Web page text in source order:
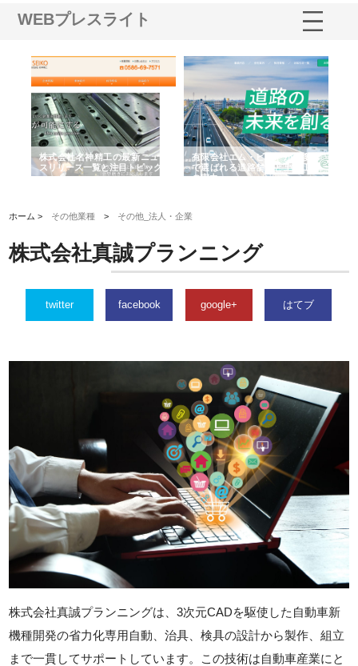
WEBプレスライト
株式会社名神精工の最新ニュー
スリリース一覧と注目トピック
有限会社エム・ビルドが南多摩
で選ばれる道路舗装と土木工事
の実力
ホーム > その他業種 > その他_法人・企業
株式会社真誠プランニング
twitter facebook google+ はてブ
株式会社真誠プランニングは、3次元CADを駆使した自動車新
機種開発の省力化専用自動、治具、検具の設計から製作、組立
まで一貫してサポートしています。この技術は自動車産業にと